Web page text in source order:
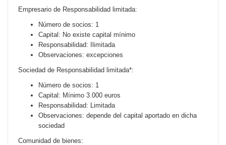
Empresario de Responsabilidad limitada:
Número de socios: 1
Capital: No existe capital mínimo
Responsabilidad: Ilimitada
Observaciones: excepciones
Sociedad de Responsabilidad limitada*:
Número de socios: 1
Capital: Mínimo 3.000 euros
Responsabilidad: Limitada
Observaciones: depende del capital aportado en dicha
sociedad
Comunidad de bienes: